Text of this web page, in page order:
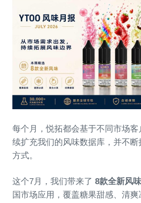
每个月，悦拓都会基于不同市场
续扩充我们的风味数据库，并不
方式。
这个7月，我们带来了 8款全新风
国市场应用，覆盖糖果甜感、清